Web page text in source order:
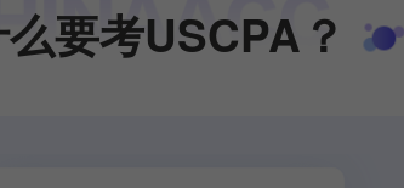
要考USCPA？